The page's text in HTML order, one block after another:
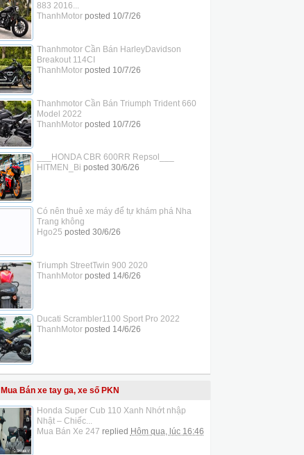
883 2016...
ThanhMotorposted 10/7/26
Thanhmotor Cần Bán HarleyDavidson
Breakout 114CI
ThanhMotorposted 10/7/26
Thanhmotor Cần Bán Triumph Trident 660
Model 2022
ThanhMotorposted 10/7/26
___HONDA CBR 600RR Repsol___
HITMEN_Bi posted 30/6/26
Có nên thuê xe máy để tự khám phá Nha
Trang không
Hgo25 posted 30/6/26
Triumph StreetTwin 900 2020
ThanhMotorposted 14/6/26
Ducati Scrambler1100 Sport Pro 2022
ThanhMotorposted 14/6/26
Mua Bán xe tay ga, xe số PKN
Honda Super Cub 110 Xanh Nhớt nhập
Nhật – Chiếc...
Mua Bán Xe 247 replied Hôm qua, lúc 16:46